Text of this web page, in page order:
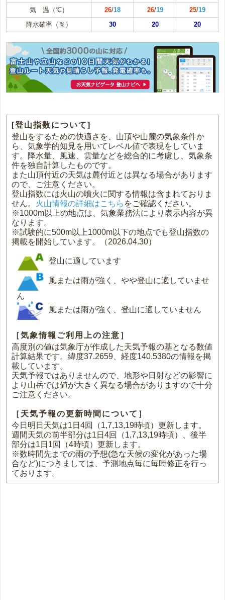
気 温（℃） 26/18 26/19 25/19
降水確率（％）
30 20 20
[登山指数について]
登山をするための快適さを、山頂や山麓の気象条件か
ら、気象学的知見を用いてレベル値で表現をしていま
す。降水量、風速、雲量などを総合的に考慮し、気象条
件を独自計算したものです。
また山頂付近の天気は麓付近とは異なる場合があります
ので、ご注意ください。
登山指数には火山の噴火に関する情報は含まれておりま
せん。 火山情報の詳細はこちら をご確認ください。
※1000m以上の地点は、気象業務法により表示内容が異
なります。
※試験的に500m以上1000m以下の地点でも登山指数の
掲載を開始しています。（2026.04.30）
登山に適しています
風または雨が強く、やや登山に適していませ
ん
風または雨が強く、登山に適していません
［気象情報ご利用上の注意］
高度別の値は気象庁が作成した天気予報の基となる数値
計算結果です。緯度37.2659、経度140.5380の情報を掲
載しています。
天気予報ではありませんので、地形や日射などの影響に
より山岳では値が大きく異なる場合がありますので十分
ご注意ください。
［天気予報の更新時間について］
今日明日天気は1日4回（1,7,13,19時頃）更新します。
週間天気の前半部分は1日4回（1,7,13,19時頃）、後半
部分は1日1回（4時頃）更新します。
※数時間先までの雨の予想(急な天候の変化があった場
合など)につきましては、予測地点毎に毎時修正を行っ
ております。